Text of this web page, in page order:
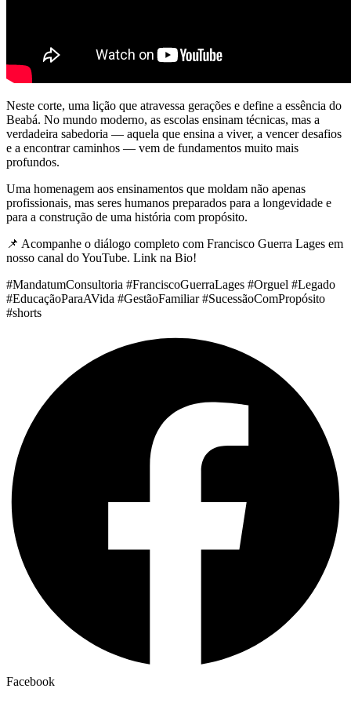
Neste corte, uma lição que atravessa gerações e define a essência do
Beabá. No mundo moderno, as escolas ensinam técnicas, mas a
verdadeira sabedoria — aquela que ensina a viver, a vencer desafios
e a encontrar caminhos — vem de fundamentos muito mais
profundos.
Uma homenagem aos ensinamentos que moldam não apenas
profissionais, mas seres humanos preparados para a longevidade e
para a construção de uma história com propósito.
📌 Acompanhe o diálogo completo com Francisco Guerra Lages em
nosso canal do YouTube. Link na Bio!
#MandatumConsultoria #FranciscoGuerraLages #Orguel #Legado
#EducaçãoParaAVida #GestãoFamiliar #SucessãoComPropósito
#shorts
Facebook